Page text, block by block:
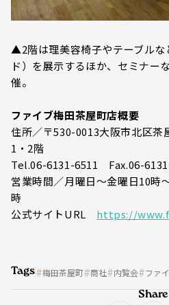
▲2階は理美容椅子やテーブルな
ド）を展示するほか、セミナー
催。
ファイブ梅田茶屋町店概要
住所／〒530-0013大阪市北区茶
1・2階
Tel.06-6131-6511 Fax.06-
営業時間／月曜日～金曜日10
時
公式サイトURL https://
Tags 梅田茶屋町 商社 内覧会 ファ
Share